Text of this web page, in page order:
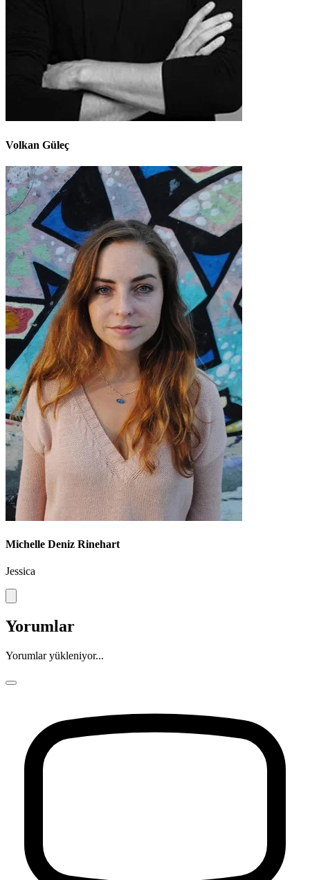
Volkan Güleç
Michelle Deniz Rinehart
Jessica
Yorumlar
Yorumlar yükleniyor...